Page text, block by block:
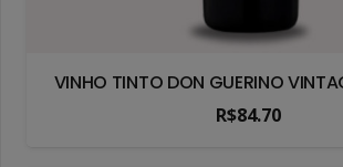
VINHO TINTO DON GUERINO
R$84.70